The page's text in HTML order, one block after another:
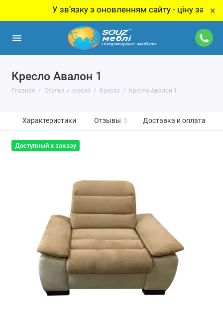
У звʼязку з оновленням сайту - ціну за товар ×
Кресло Авалон 1
Главная Стулья и кресла Кресла Кресло Авалон 1
Характеристики Отзывы 0 Доставка и оплата
Доступный к заказу